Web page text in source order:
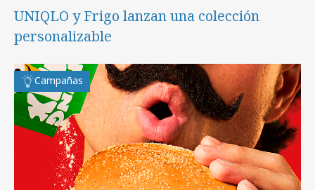
UNIQLO y Frigo lanzan una colección
personalizable
Campañas